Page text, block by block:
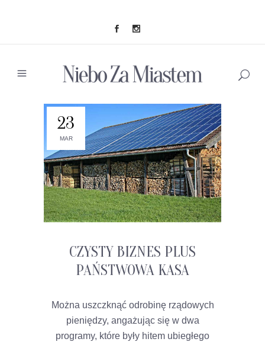
23
MAR
CZYSTY BIZNES PLUS
PAŃSTWOWA KASA
Można uszczknąć odrobinę rządowych
pieniędzy, angażując się w dwa
programy, które były hitem ubiegłego